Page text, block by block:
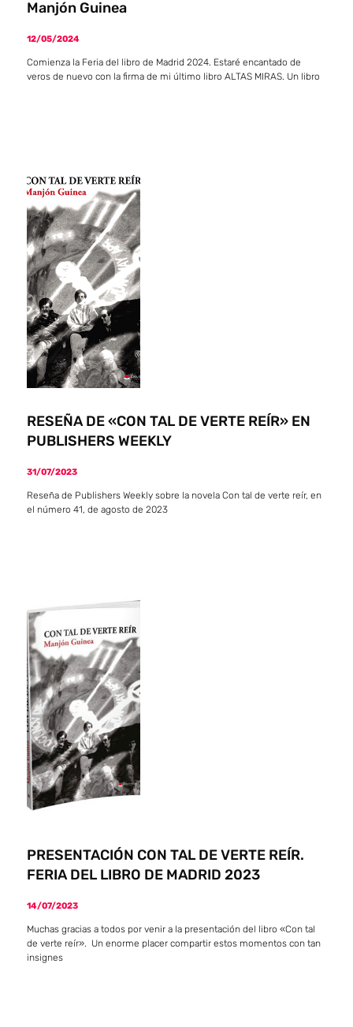
Manjón Guinea
12/05/2024
Comienza la Feria del libro de Madrid 2024. Estaré encantado de
veros de nuevo con la firma de mi último libro ALTAS MIRAS. Un libro
RESEÑA DE «CON TAL DE VERTE REÍR» EN
PUBLISHERS WEEKLY
31/07/2023
Reseña de Publishers Weekly sobre la novela Con tal de verte reír, en
el número 41, de agosto de 2023
PRESENTACIÓN CON TAL DE VERTE REÍR.
FERIA DEL LIBRO DE MADRID 2023
14/07/2023
Muchas gracias a todos por venir a la presentación del libro «Con tal
de verte reír». Un enorme placer compartir estos momentos con tan
insignes